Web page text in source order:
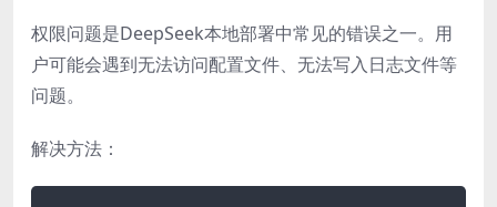
权限问题是DeepSeek本地部署中常见的错误之一。用
户可能会遇到无法访问配置文件、无法写入日志文件等
问题。
解决方法：